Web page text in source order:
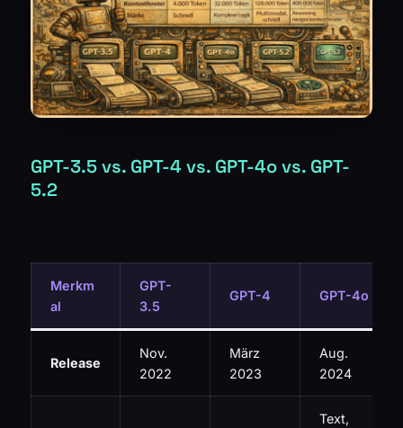
GPT-3.5 vs. GPT-4 vs. GPT-4o vs. GPT-
5.2
Merkm
al
GPT-
3.5
GPT-4 GPT-4o
Release
Nov.
2022
März
2023
Aug.
2024
Text,